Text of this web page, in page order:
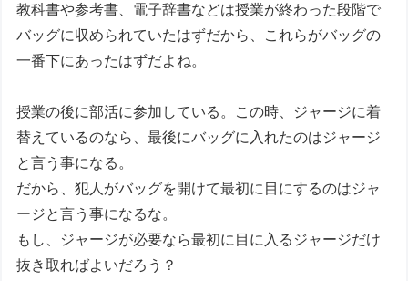
教科書や参考書、電子辞書などは授業が終わった段階で
バッグに収められていたはずだから、これらがバッグの
一番下にあったはずだよね。
授業の後に部活に参加している。この時、ジャージに着
替えているのなら、最後にバッグに入れたのはジャージ
と言う事になる。
だから、犯人がバッグを開けて最初に目にするのはジャ
ージと言う事になるな。
もし、ジャージが必要なら最初に目に入るジャージだけ
抜き取ればよいだろう？